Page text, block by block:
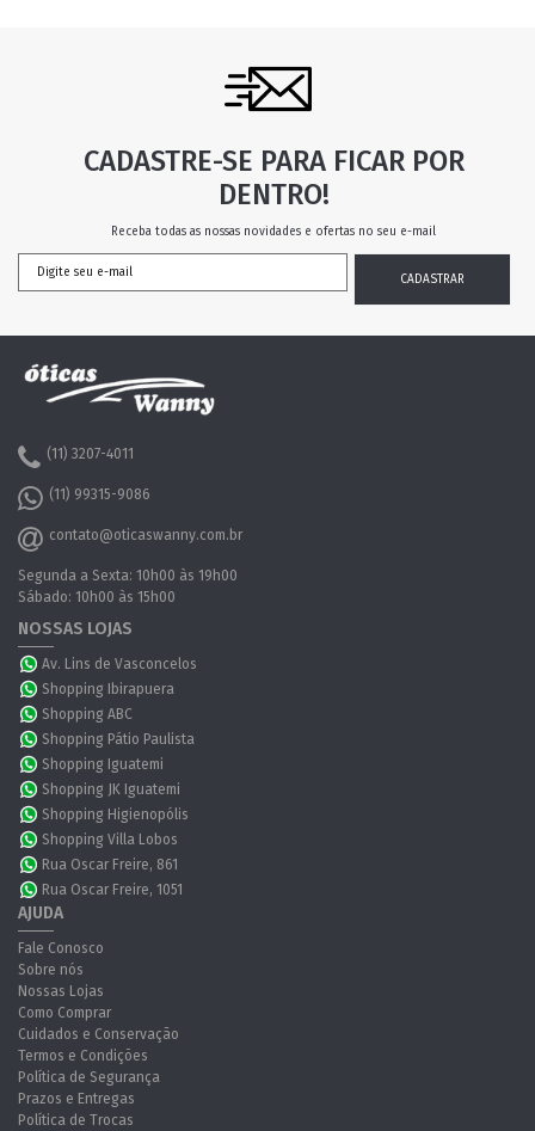
CADASTRE-SE PARA FICAR POR
DENTRO!
Receba todas as nossas novidades e ofertas no seu e-mail
(11) 3207-4011
(11) 99315-9086
contato@oticaswanny.com.br
Segunda a Sexta: 10h00 às 19h00
Sábado: 10h00 às 15h00
NOSSAS LOJAS
Av. Lins de Vasconcelos
Shopping Ibirapuera
Shopping ABC
Shopping Pátio Paulista
Shopping Iguatemi
Shopping JK Iguatemi
Shopping Higienopólis
Shopping Villa Lobos
Rua Oscar Freire, 861
Rua Oscar Freire, 1051
AJUDA
Fale Conosco
Sobre nós
Nossas Lojas
Como Comprar
Cuidados e Conservação
Termos e Condições
Política de Segurança
Prazos e Entregas
Política de Trocas